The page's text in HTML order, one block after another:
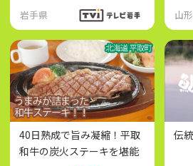
岩手県 山
40日熟成で旨み凝縮！平取
和牛の炭火ステーキを堪能
伝